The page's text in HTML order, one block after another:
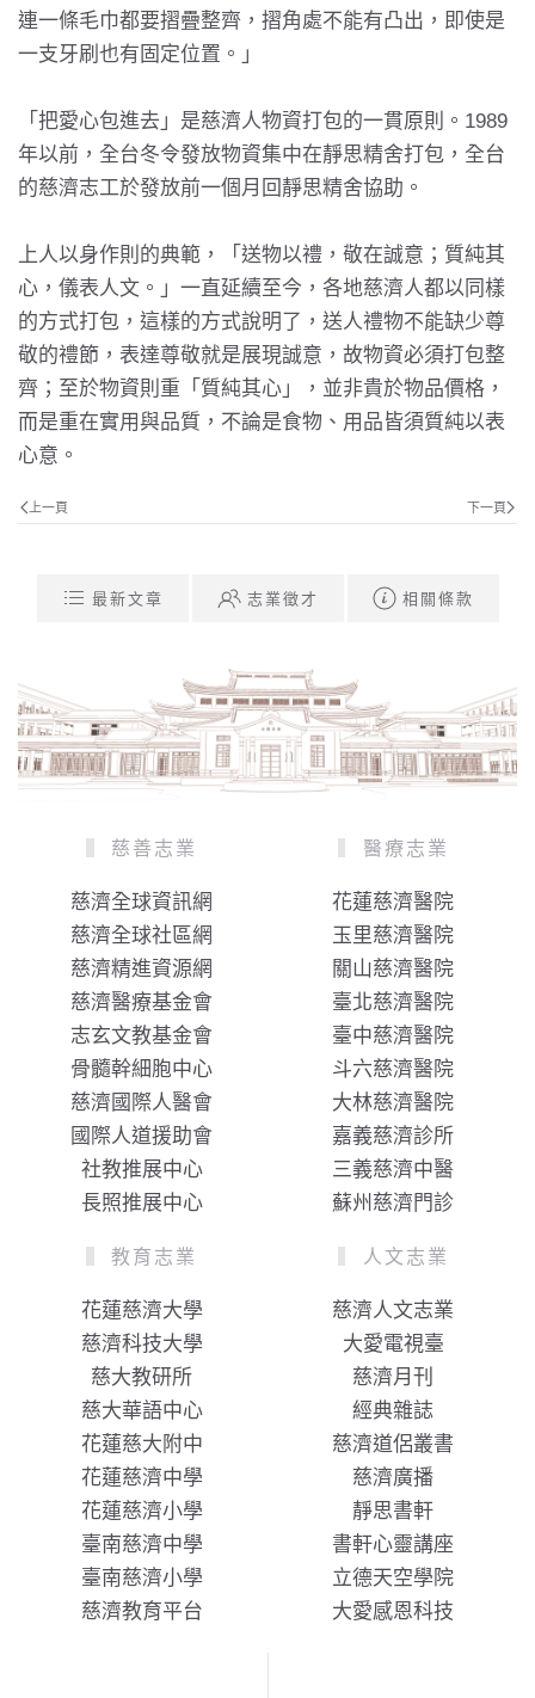
連一條毛巾都要摺疊整齊，摺角處不能有凸出，即使是
一支牙刷也有固定位置。」
「把愛心包進去」是慈濟人物資打包的一貫原則。1989
年以前，全台冬令發放物資集中在靜思精舍打包，全台
的慈濟志工於發放前一個月回靜思精舍協助。
上人以身作則的典範，「送物以禮，敬在誠意；質純其
心，儀表人文。」一直延續至今，各地慈濟人都以同樣
的方式打包，這樣的方式說明了，送人禮物不能缺少尊
敬的禮節，表達尊敬就是展現誠意，故物資必須打包整
齊；至於物資則重「質純其心」，並非貴於物品價格，
而是重在實用與品質，不論是食物、用品皆須質純以表
心意。
上一頁 下一頁
最新文章 志業徵才 相關條款
慈善志業
慈濟全球資訊網
慈濟全球社區網
慈濟精進資源網
慈濟醫療基金會
志玄文教基金會
骨髓幹細胞中心
慈濟國際人醫會
國際人道援助會
社教推展中心
長照推展中心
醫療志業
花蓮慈濟醫院
玉里慈濟醫院
關山慈濟醫院
臺北慈濟醫院
臺中慈濟醫院
斗六慈濟醫院
大林慈濟醫院
嘉義慈濟診所
三義慈濟中醫
蘇州慈濟門診
教育志業
花蓮慈濟大學
慈濟科技大學
慈大教研所
慈大華語中心
花蓮慈大附中
花蓮慈濟中學
花蓮慈濟小學
臺南慈濟中學
臺南慈濟小學
慈濟教育平台
人文志業
慈濟人文志業
大愛電視臺
慈濟月刊
經典雜誌
慈濟道侶叢書
慈濟廣播
靜思書軒
書軒心靈講座
立德天空學院
大愛感恩科技